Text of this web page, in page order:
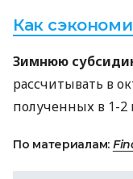
Как
Зимнюю
рассчитывать в
полученных в 1-2
По материалам: